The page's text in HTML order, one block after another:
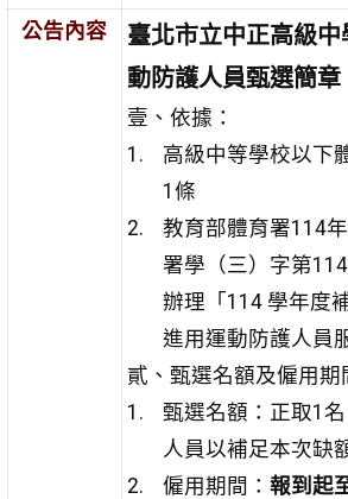
公告內容
臺北市立中正高級
動防護人員甄選簡章
壹、依據：
高級中等學校以下
1條
教育部體育署114
署學（三）字第
辦理「114 學年度
進用運動防護人員
貳、甄選名額及僱用期
甄選名額：正取1
人員以補足本次缺
僱用期間： 報到起